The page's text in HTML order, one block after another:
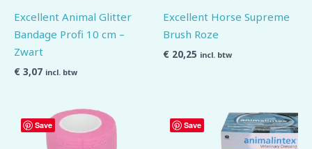
Excellent Animal Glitter
Bandage Profi 10 cm –
Zwart
€ 3,07 incl. btw
Excellent Horse Supreme
Brush Roze
€ 20,25 incl. btw
Save Save